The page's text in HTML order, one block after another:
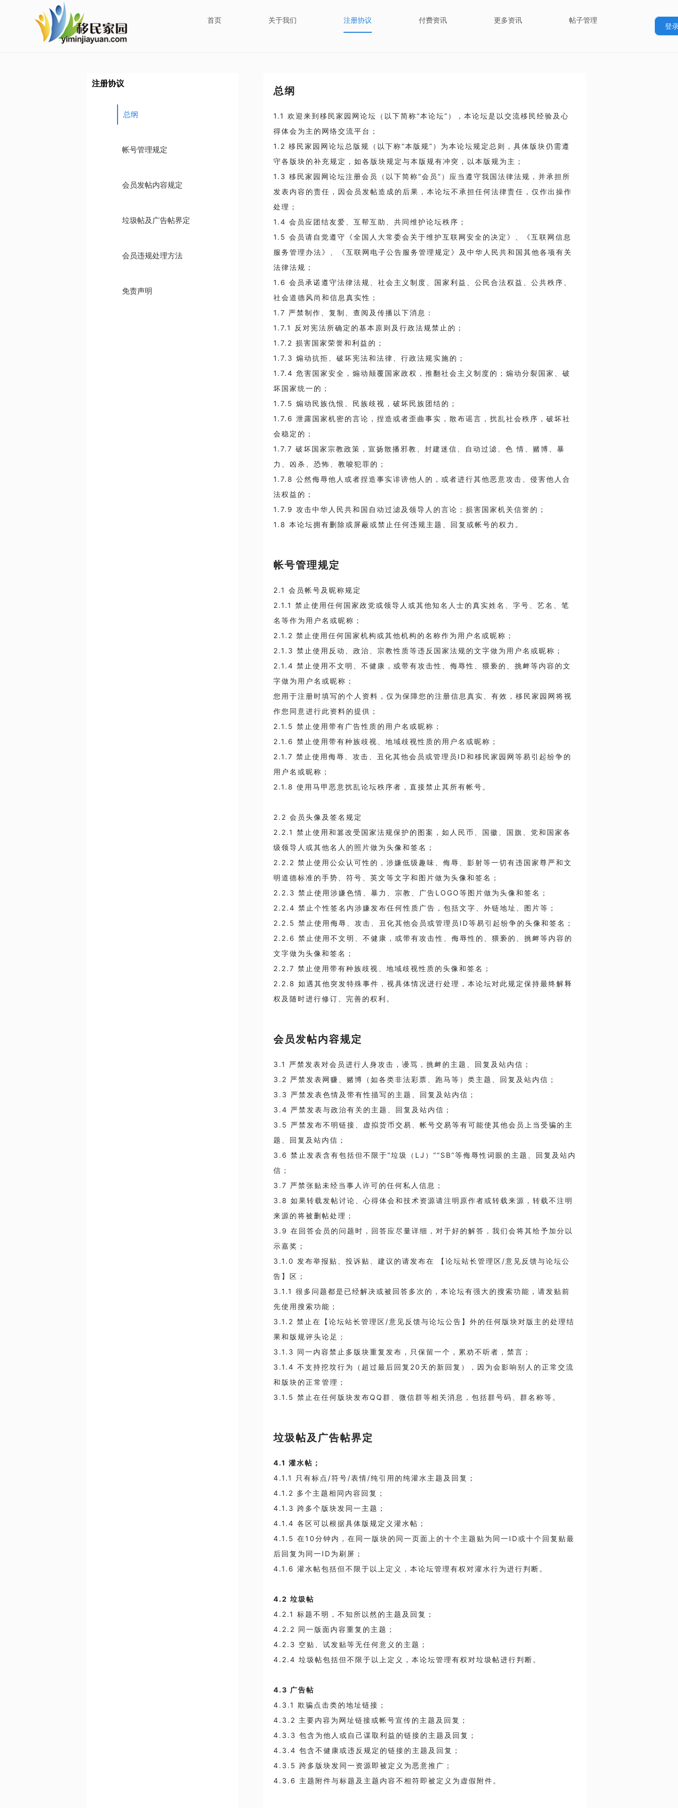
首页 关于我们 注册协议 付费资讯 更多资讯 帖子管理
登
注册协议
总纲
帐号管理规定
会员发帖内容规定
垃圾帖及广告帖界定
会员违规处理方法
免责声明
总纲
1.1 欢迎来到移民家园网论坛（以下简称“本论坛”），本论坛是以交流移民经验及心
得体会为主的网络交流平台；
1.2 移民家园网论坛总版规（以下称“本版规”）为本论坛规定总则，具体版块仍需遵
守各版块的补充规定，如各版块规定与本版规有冲突，以本版规为主；
1.3 移民家园网论坛注册会员（以下简称“会员”）应当遵守我国法律法规，并承担所
发表内容的责任，因会员发帖造成的后果，本论坛不承担任何法律责任，仅作出操作
处理；
1.4 会员应团结友爱、互帮互助、共同维护论坛秩序；
1.5 会员请自觉遵守《全国人大常委会关于维护互联网安全的决定》、《互联网信息
服务管理办法》、《互联网电子公告服务管理规定》及中华人民共和国其他各项有关
法律法规；
1.6 会员承诺遵守法律法规、社会主义制度、国家利益、公民合法权益、公共秩序、
社会道德风尚和信息真实性；
1.7 严禁制作、复制、查阅及传播以下消息：
1.7.1 反对宪法所确定的基本原则及行政法规禁止的；
1.7.2 损害国家荣誉和利益的；
1.7.3 煽动抗拒、破坏宪法和法律、行政法规实施的；
1.7.4 危害国家安全，煽动颠覆国家政权，推翻社会主义制度的；煽动分裂国家、破
坏国家统一的；
1.7.5 煽动民族仇恨、民族歧视，破坏民族团结的；
1.7.6 泄露国家机密的言论，捏造或者歪曲事实，散布谣言，扰乱社会秩序，破坏社
会稳定的；
1.7.7 破坏国家宗教政策，宣扬散播邪教、封建迷信、自动过滤、色 情、赌博、暴
力、凶杀、恐怖、教唆犯罪的；
1.7.8 公然侮辱他人或者捏造事实诽谤他人的，或者进行其他恶意攻击、侵害他人合
法权益的；
1.7.9 攻击中华人民共和国自动过滤及领导人的言论；损害国家机关信誉的；
1.8 本论坛拥有删除或屏蔽或禁止任何违规主题、回复或帐号的权力。
帐号管理规定
2.1 会员帐号及昵称规定
2.1.1 禁止使用任何国家政党或领导人或其他知名人士的真实姓名、字号、艺名、笔
名等作为用户名或昵称；
2.1.2 禁止使用任何国家机构或其他机构的名称作为用户名或昵称；
2.1.3 禁止使用反动、政治、宗教性质等违反国家法规的文字做为用户名或昵称；
2.1.4 禁止使用不文明、不健康，或带有攻击性、侮辱性、猥亵的、挑衅等内容的文
字做为用户名或昵称；
您用于注册时填写的个人资料，仅为保障您的注册信息真实、有效，移民家园网将视
作您同意进行此资料的提供；
2.1.5 禁止使用带有广告性质的用户名或昵称；
2.1.6 禁止使用带有种族歧视、地域歧视性质的用户名或昵称；
2.1.7 禁止使用侮辱、攻击、丑化其他会员或管理员ID和移民家园网等易引起纷争的
用户名或昵称；
2.1.8 使用马甲恶意扰乱论坛秩序者，直接禁止其所有帐号。
2.2 会员头像及签名规定
2.2.1 禁止使用和篡改受国家法规保护的图案，如人民币、国徽、国旗、党和国家各
级领导人或其他名人的照片做为头像和签名；
2.2.2 禁止使用公众认可性的，涉嫌低级趣味、侮辱、影射等一切有违国家尊严和文
明道德标准的手势、符号、英文等文字和图片做为头像和签名；
2.2.3 禁止使用涉嫌色情、暴力、宗教、广告LOGO等图片做为头像和签名；
2.2.4 禁止个性签名内涉嫌发布任何性质广告，包括文字、外链地址、图片等；
2.2.5 禁止使用侮辱、攻击、丑化其他会员或管理员ID等易引起纷争的头像和签名；
2.2.6 禁止使用不文明、不健康，或带有攻击性、侮辱性的、猥亵的、挑衅等内容的
文字做为头像和签名；
2.2.7 禁止使用带有种族歧视、地域歧视性质的头像和签名；
2.2.8 如遇其他突发特殊事件，视具体情况进行处理，本论坛对此规定保持最终解释
权及随时进行修订、完善的权利。
会员发帖内容规定
3.1 严禁发表对会员进行人身攻击，谩骂，挑衅的主题、回复及站内信；
3.2 严禁发表网赚、赌博（如各类非法彩票、跑马等）类主题、回复及站内信；
3.3 严禁发表色情及带有性描写的主题、回复及站内信；
3.4 严禁发表与政治有关的主题、回复及站内信；
3.5 严禁发布不明链接、虚拟货币交易、帐号交易等有可能使其他会员上当受骗的主
题、回复及站内信；
3.6 禁止发表含有包括但不限于“垃圾（LJ）”“SB”等侮辱性词眼的主题、回复及站内
信；
3.7 严禁张贴未经当事人许可的任何私人信息；
3.8 如果转载发帖讨论、心得体会和技术资源请注明原作者或转载来源，转载不注明
来源的将被删帖处理；
3.9 在回答会员的问题时，回答应尽量详细，对于好的解答，我们会将其给予加分以
示嘉奖；
3.1.0 发布举报贴、投诉贴、建议的请发布在 【论坛站长管理区/意见反馈与论坛公
告】区；
3.1.1 很多问题都是已经解决或被回答多次的，本论坛有强大的搜索功能，请发贴前
先使用搜索功能；
3.1.2 禁止在【论坛站长管理区/意见反馈与论坛公告】外的任何版块对版主的处理结
果和版规评头论足；
3.1.3 同一内容禁止多版块重复发布，只保留一个，累劝不听者，禁言；
3.1.4 不支持挖坟行为（超过最后回复20天的新回复），因为会影响别人的正常交流
和版块的正常管理；
3.1.5 禁止在任何版块发布QQ群、微信群等相关消息，包括群号码、群名称等。
垃圾帖及广告帖界定
4.1 灌水帖；
4.1.1
只有标点 /符号/表情/纯引用的纯灌水主题及回复；
4.1.2 多个主题相同内容回复；
4.1.3 跨多个版块发同一主题；
4.1.4 各区可以根据具体版规定义灌水帖；
4.1.5 在10分钟内，在同一版块的同一页面上的十个主题贴为同一ID或十个回复贴最
后回复为同一ID为刷屏；
4.1.6 灌水帖包括但不限于以上定义，本论坛管理有权对灌水行为进行判断。
4.2垃圾帖
4.2.1 标题不明，不知所以然的主题及回复；
4.2.2 同一版面内容重复的主题；
4.2.3 空贴、试发贴等无任何意义的主题；
4.2.4 垃圾帖包括但不限于以上定义，本论坛管理有权对垃圾帖进行判断。
4.3 广告帖
4.3.1 欺骗点击类的地址链接；
4.3.2 主要内容为网址链接或帐号宣传的主题及回复；
4.3.3 包含为他人或自己谋取利益的链接的主题及回复；
4.3.4 包含不健康或违反规定的链接的主题及回复；
4.3.5 跨多版块发同一资源即被定义为恶意推广；
4.3.6 主题附件与标题及主题内容不相符即被定义为虚假附件。